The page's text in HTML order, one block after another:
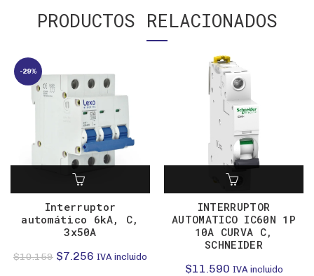
PRODUCTOS RELACIONADOS
-29%
Interruptor
automático 6kA, C,
3x50A
$10.159 El
$7.256 El
IVA incluido
INTERRUPTOR
AUTOMATICO IC60N 1P
10A CURVA C,
SCHNEIDER
$11.590 IVA incluido